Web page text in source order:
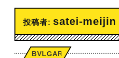
投稿者: satei-meijin
BVLGARI